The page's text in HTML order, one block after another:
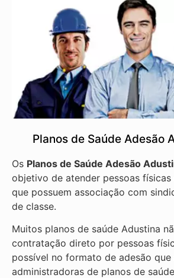
Planos de Saúde Adesão
Os Planos de Saúde Adesão
objetivo de atender pessoas físicas
que possuem associação com
de classe.
Muitos planos de saúde Adustina
contratação direto por pessoas
possível no formato de adesão que
administradoras de planos de